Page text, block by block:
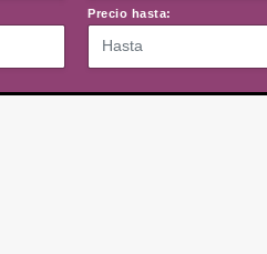
Precio hasta: